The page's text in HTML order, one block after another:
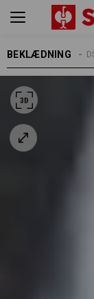
BEKLÆDNING
HERRER